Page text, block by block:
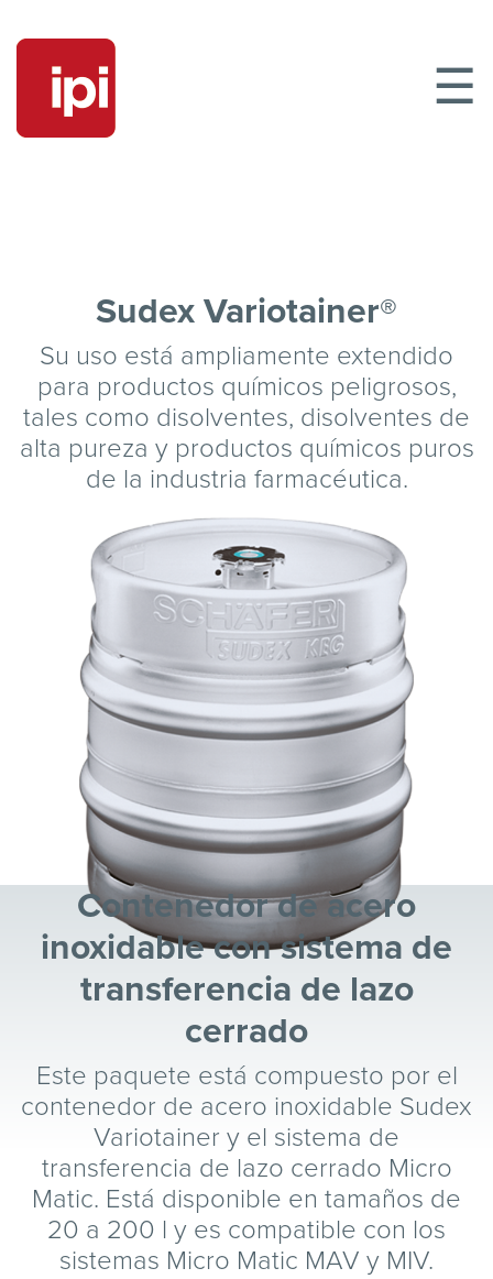
☰
Sudex Variotainer®
Su uso está ampliamente extendido
para productos químicos peligrosos,
tales como disolventes, disolventes de
alta pureza y productos químicos puros
de la industria farmacéutica.
Contenedor de acero
inoxidable con sistema de
transferencia de lazo
cerrado
Este paquete está compuesto por el
contenedor de acero inoxidable Sudex
Variotainer y el sistema de
transferencia de lazo cerrado Micro
Matic. Está disponible en tamaños de
20 a 200 l y es compatible con los
sistemas Micro Matic MAV y MIV.